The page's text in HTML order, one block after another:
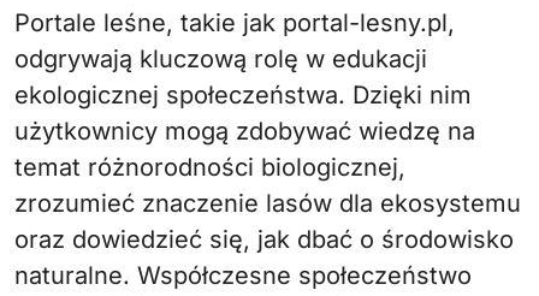
Portale leśne, takie jak portal-lesny.pl,
odgrywają kluczową rolę w edukacji
ekologicznej społeczeństwa. Dzięki nim
użytkownicy mogą zdobywać wiedzę na
temat różnorodności biologicznej,
zrozumieć znaczenie lasów dla ekosystemu
oraz dowiedzieć się, jak dbać o środowisko
naturalne. Współczesne społeczeństwo